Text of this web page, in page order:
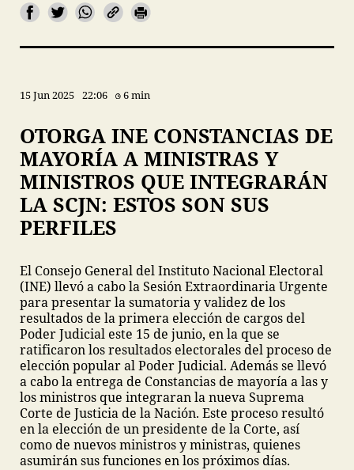
15 Jun 2025 22:06 6 min
OTORGA INE CONSTANCIAS DE
MAYORÍA A MINISTRAS Y
MINISTROS QUE INTEGRARÁN
LA SCJN: ESTOS SON SUS
PERFILES
El Consejo General del Instituto Nacional Electoral
(INE) llevó a cabo la Sesión Extraordinaria Urgente
para presentar la sumatoria y validez de los
resultados de la primera elección de cargos del
Poder Judicial este 15 de junio, en la que se
ratificaron los resultados electorales del proceso de
elección popular al Poder Judicial. Además se llevó
a cabo la entrega de Constancias de mayoría a las y
los ministros que integraran la nueva Suprema
Corte de Justicia de la Nación. Este proceso resultó
en la elección de un presidente de la Corte, así
como de nuevos ministros y ministras, quienes
asumirán sus funciones en los próximos días.